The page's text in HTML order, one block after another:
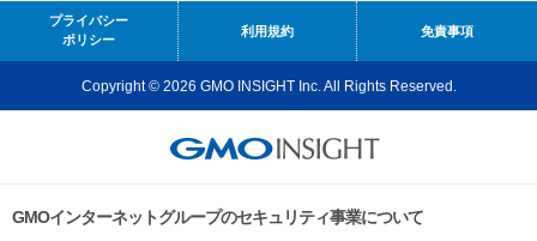
プライバシー
ポリシー
利用規約 免責事項
Copyright © 2026 GMO INSIGHT Inc. All Rights Reserved.
GMOインターネットグループのセキュリティ事業について